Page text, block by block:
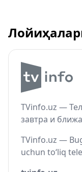
TVinfo.uz —
завтра и
TVinfo.uz —
uchun to‘liq